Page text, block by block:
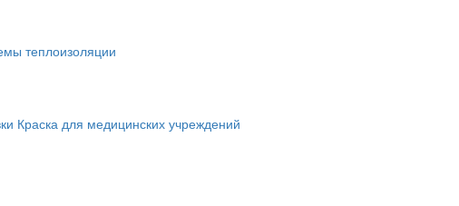
теплоизоляции
Краска для медицинских учреждений